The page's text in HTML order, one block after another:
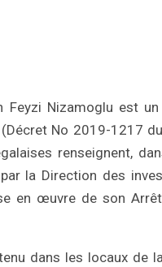
Feyzi Nizamoglu
No 2019-1217
renseignent,
la Direction des
en œuvre de son
dans les locaux